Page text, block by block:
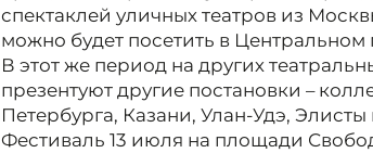
спектаклей уличных театров из
можно будет посетить в Центральном
В этот же период на других
презентуют другие постановки –
Петербурга, Казани, Улан-Удэ, Элисты
Фестиваль 13 июля на площади